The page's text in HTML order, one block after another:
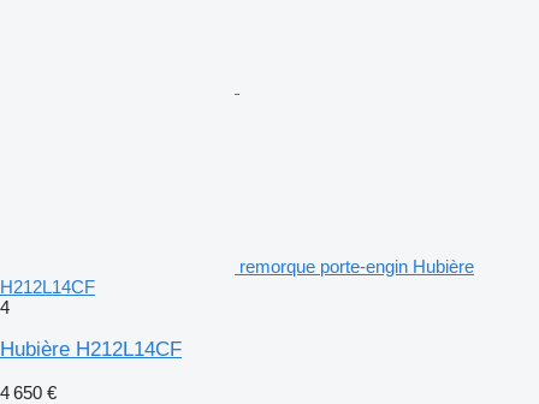
remorque porte-engin Hubière
H212L14CF
4
Hubière H212L14CF
4 650 €